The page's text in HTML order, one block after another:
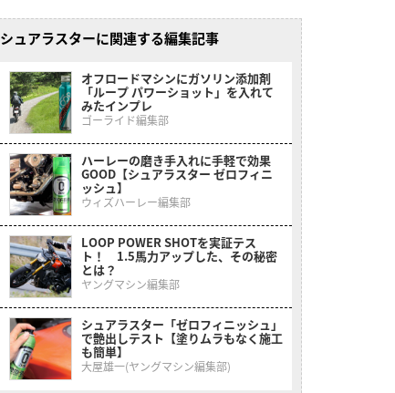
シュアラスターに関連する編集記事
オフロードマシンにガソリン添加剤
「ループ パワーショット」を入れて
みたインプレ
ゴーライド編集部
ハーレーの磨き手入れに手軽で効果
GOOD【シュアラスター ゼロフィニ
ッシュ】
ウィズハーレー編集部
LOOP POWER SHOTを実証テス
ト！ 1.5馬力アップした、その秘密
とは？
ヤングマシン編集部
シュアラスター「ゼロフィニッシュ」
で艶出しテスト【塗りムラもなく施工
も簡単】
大屋雄一(ヤングマシン編集部)